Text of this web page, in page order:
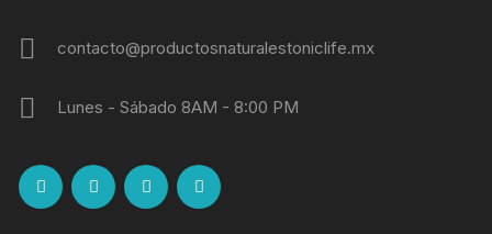
contacto@productosnaturalestoniclife.mx
Lunes - Sábado 8AM - 8:00 PM